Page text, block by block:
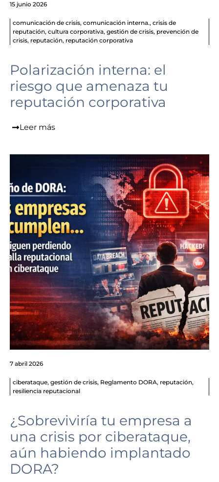
15 junio 2026
comunicación de crisis, comunicación interna., crisis de
reputación, cultura corporativa, gestión de crisis, prevención de
crisis, reputación, reputación corporativa
Polarización interna: el
riesgo que amenaza tu
reputación corporativa
Leer más
7 abril 2026
ciberataque, gestión de crisis, Reglamento DORA, reputación,
resiliencia reputacional
¿Sobreviviría tu empresa a
una crisis por ciberataque,
aún habiendo implantado
DORA?